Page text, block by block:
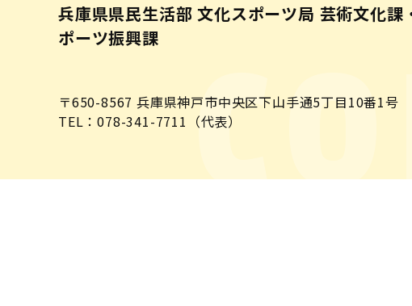
兵庫県県民生活部 文化スポーツ局 芸術文化課
ポーツ振興課
〒650-8567 兵庫県神戸市中央区下山手通5丁目10番1号
TEL：078-341-7711（代表）